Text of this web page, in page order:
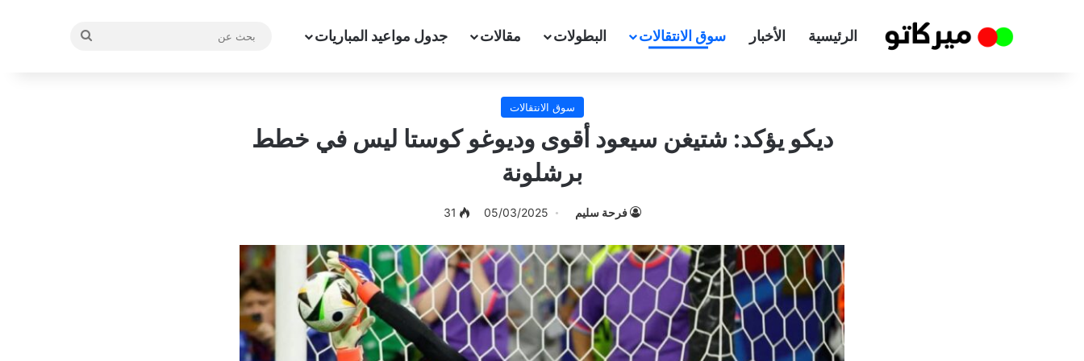
الرئيسية الأخبار سوق الانتقالات البطولات مقالات جدول مواعيد المباريات
سوق الانتقالات
ديكو يؤكد: شتيغن سيعود أقوى وديوغو كوستا ليس في خطط
برشلونة
فرحة سليم 05/03/2025
31